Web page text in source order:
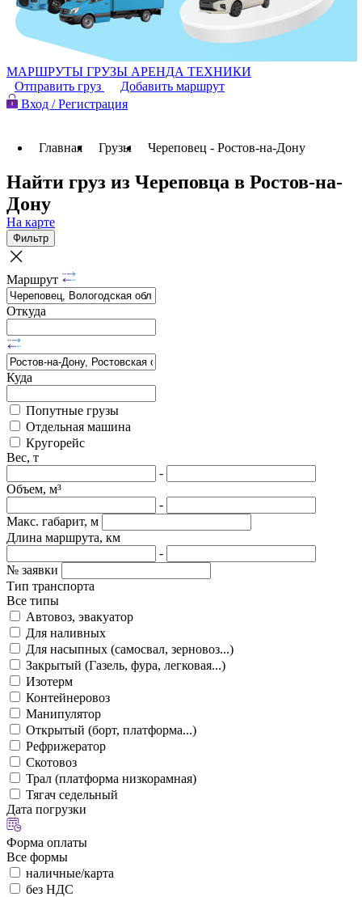
МАРШРУТЫ ГРУЗЫ АРЕНДА ТЕХНИКИ
Отправить груз
Добавить маршрут
Вход / Регистрация
Главная Грузы Череповец - Ростов-на-Дону
Найти груз из Череповца в Ростов-на-
Дону
На карте
Фильтр
Маршрут
Откуда
Куда
Попутные грузы
Отдельная машина
Кругорейс
Вес, т
-
Объем, м³
-
Макс. габарит, м
Длина маршрута, км
-
№ заявки
Тип транспорта
Все типы
Автовоз, эвакуатор
Для наливных
Для насыпных (самосвал, зерновоз...)
Закрытый (Газель, фура, легковая...)
Изотерм
Контейнеровоз
Манипулятор
Открытый (борт, платформа...)
Рефрижератор
Скотовоз
Трал (платформа низкорамная)
Тягач седельный
Дата погрузки
Форма оплаты
Все формы
наличные/карта
без НДС